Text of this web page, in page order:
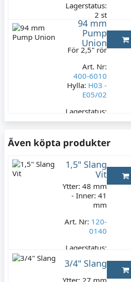
Lagerstatus:
2 st
149 kr
Varav moms:
29,80 kr
94 mm
Pump
Union
För 2,5" rör
Art. Nr:
400-6010
Hylla: H03 -
E05/02
Lagerstatus:
1 st
Varav moms:
33,80 kr
Även köpta produkter
1,5" Slang
Vit
Ytter: 48 mm
- Inner: 41
mm
Art. Nr: 120-
0140
Lagerstatus:
149 kr
Varav moms:
3/4" Slang
Ytter: 27 mm